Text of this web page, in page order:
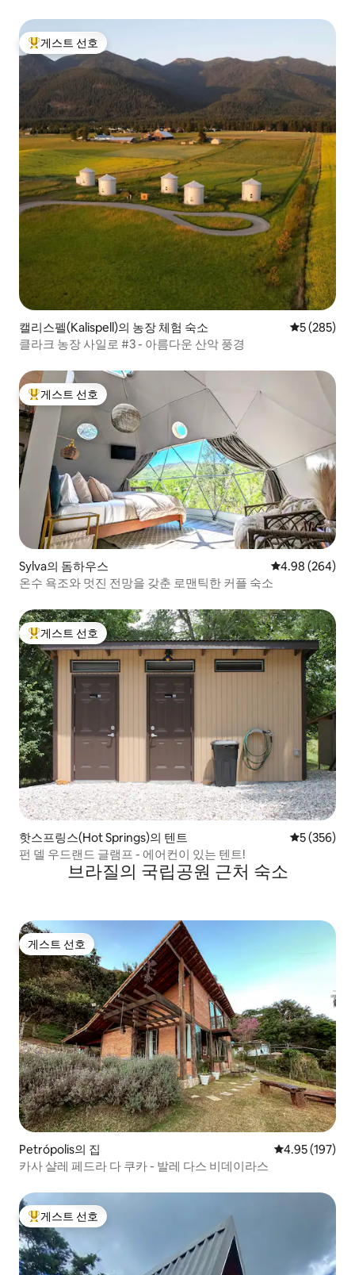
상위 게스트 선호
게스트 선호
캘리스펠(Kalispell)의 농장 체험 숙소 평점 5점(5
5 (285)
클라크 농장 사일로 #3 - 아름다운 산악 풍경
상위 게스트 선호
게스트 선호
Sylva의 돔하우스 평점 4.98점(5
4.98 (264)
온수 욕조와 멋진 전망을 갖춘 로맨틱한 커플 숙소
상위 게스트 선호
게스트 선호
핫스프링스(Hot Springs)의 텐트 평점 5점(5
5 (356)
펀 델 우드랜드 글램프 - 에어컨이 있는 텐트!
브라질의 국립공원 근처 숙소
게스트 선호
게스트 선호
Petrópolis의 집 평점 4.95점(5
4.95 (197)
카사 샬레 페드라 다 쿠카 - 발레 다스 비데이라스
상위 게스트 선호
게스트 선호